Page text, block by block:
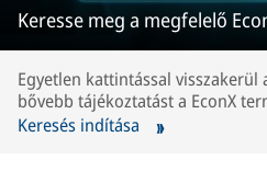
Keresse meg a megfelelő
Egyetlen kattintással
bővebb tájékoztatást a EconX
Keresés indítása